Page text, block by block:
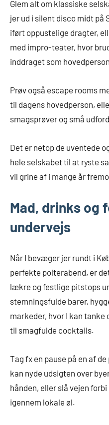
Glem alt om klassiske
jer ud i silent disco midt på
iført oppustelige dragter,
med impro-teater, hvor
inddraget som
Prøv også escape rooms
til dagens hovedperson,
smagsprøver og små
Det er netop de uventede
hele selskabet til at ryste
vil grine af i mange år
Mad, drinks og
undervejs
Når I bevæger jer rundt i
perfekte polterabend, er
lækre og festlige pitstops
stemningsfulde barer,
markeder, hvor I kan tanke
til smagfulde cocktails.
Tag fx en pause på en af
kan nyde udsigten over
hånden, eller slå vejen
igennem lokale øl.